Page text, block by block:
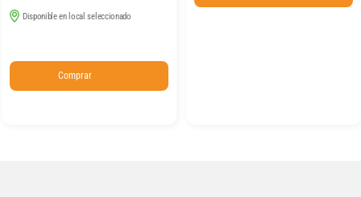
Disponible en local seleccionado
Comprar